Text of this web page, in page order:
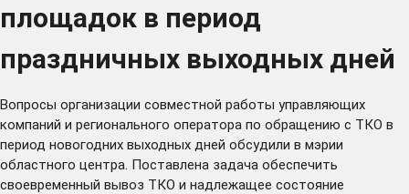
площадок в период
праздничных выходных дней
Вопросы организации совместной работы управляющих
компаний и регионального оператора по обращению с ТКО в
период новогодних выходных дней обсудили в мэрии
областного центра. Поставлена задача обеспечить
своевременный вывоз ТКО и надлежащее состояние